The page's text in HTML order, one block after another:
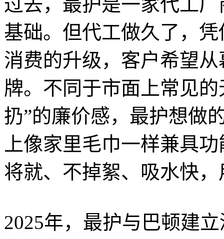
基础。但代工做久了，
消费的升级，客户希望
牌。不同于市面上常见
扔”的廉价感，最护想做
上像家里毛巾一样兼具
将就、不掉絮、吸水快
2025年，最护与巴顿建